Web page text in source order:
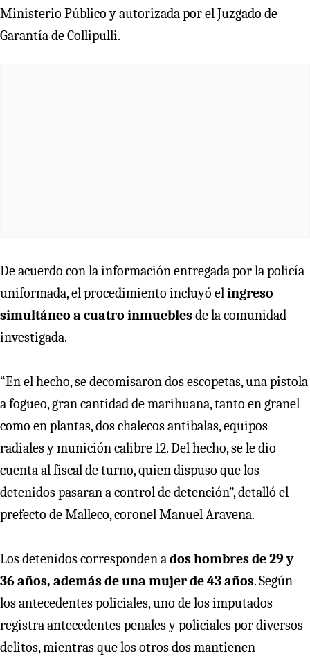
Ministerio Público y autorizada por el Juzgado de
Garantía de Collipulli.
De acuerdo con la información entregada por la policía
uniformada, el procedimiento incluyó elingreso
simultáneo a cuatro inmueblesde la comunidad
investigada.
“En el hecho, se decomisaron dos escopetas, una pistola
a fogueo, gran cantidad de marihuana, tanto en granel
como en plantas, dos chalecos antibalas, equipos
radiales y munición calibre 12. Del hecho, se le dio
cuenta al fiscal de turno, quien dispuso que los
detenidos pasaran a control de detención”, detalló el
prefecto de Malleco, coronel Manuel Aravena.
Los detenidos corresponden ados hombres de 29 y
36 años, además de una mujer de 43 años. Según
los antecedentes policiales, uno de los imputados
registra antecedentes penales y policiales por diversos
delitos, mientras que los otros dos mantienen